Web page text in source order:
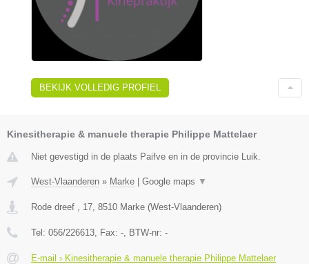
BEKIJK VOLLEDIG PROFIEL
Kinesitherapie & manuele therapie Philippe Mattelaer
Niet gevestigd in de plaats Paifve en in de provincie Luik.
West-Vlaanderen » Marke | Google maps ▼
Rode dreef , 17 8510 Marke (West-Vlaanderen)
Tel: 056/226613 , Fax: - , BTW-nr: -
E-mail › Kinesitherapie & manuele therapie Philippe Mattelaer